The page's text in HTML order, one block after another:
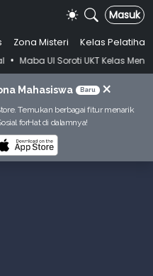
Masuk
Zona Misteri
Kelas Pelatihan
Soroti UKT Kelas Menengah,
Mahasiswa Baru ×
Temukan berbagai fitur menarik
forHat di dalamnya!